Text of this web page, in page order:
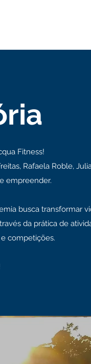
Fitness!
Rafaela Roble,
empreender.
busca transformar
da prática de
competições.